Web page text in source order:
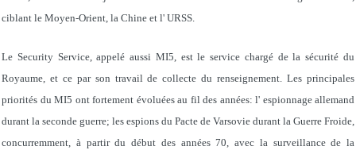
ciblant le Moyen-Orient, la Chine et l' URSS.
Le Security Service, appelé aussi MI5, est le service chargé de la sécurité du
Royaume, et ce par son travail de collecte du renseignement. Les principales
priorités du MI5 ont fortement évoluées au fil des années: l' espionnage allemand
durant la seconde guerre; les espions du Pacte de Varsovie durant la Guerre Froide,
concurremment, à partir du début des années 70, avec la surveillance de la